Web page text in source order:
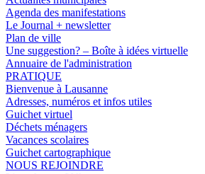
Agenda des manifestations
Le Journal + newsletter
Plan de ville
Une suggestion? – Boîte à idées virtuelle
Annuaire de l'administration
PRATIQUE
Bienvenue à Lausanne
Adresses, numéros et infos utiles
Guichet virtuel
Déchets ménagers
Vacances scolaires
Guichet cartographique
NOUS REJOINDRE